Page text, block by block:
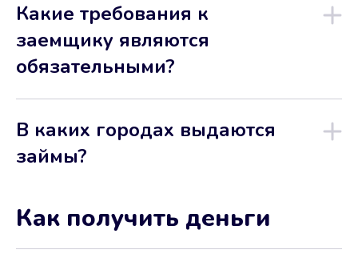
Какие требования к
заемщику являются
обязательными?
В каких городах выдаются
займы?
Как получить деньги